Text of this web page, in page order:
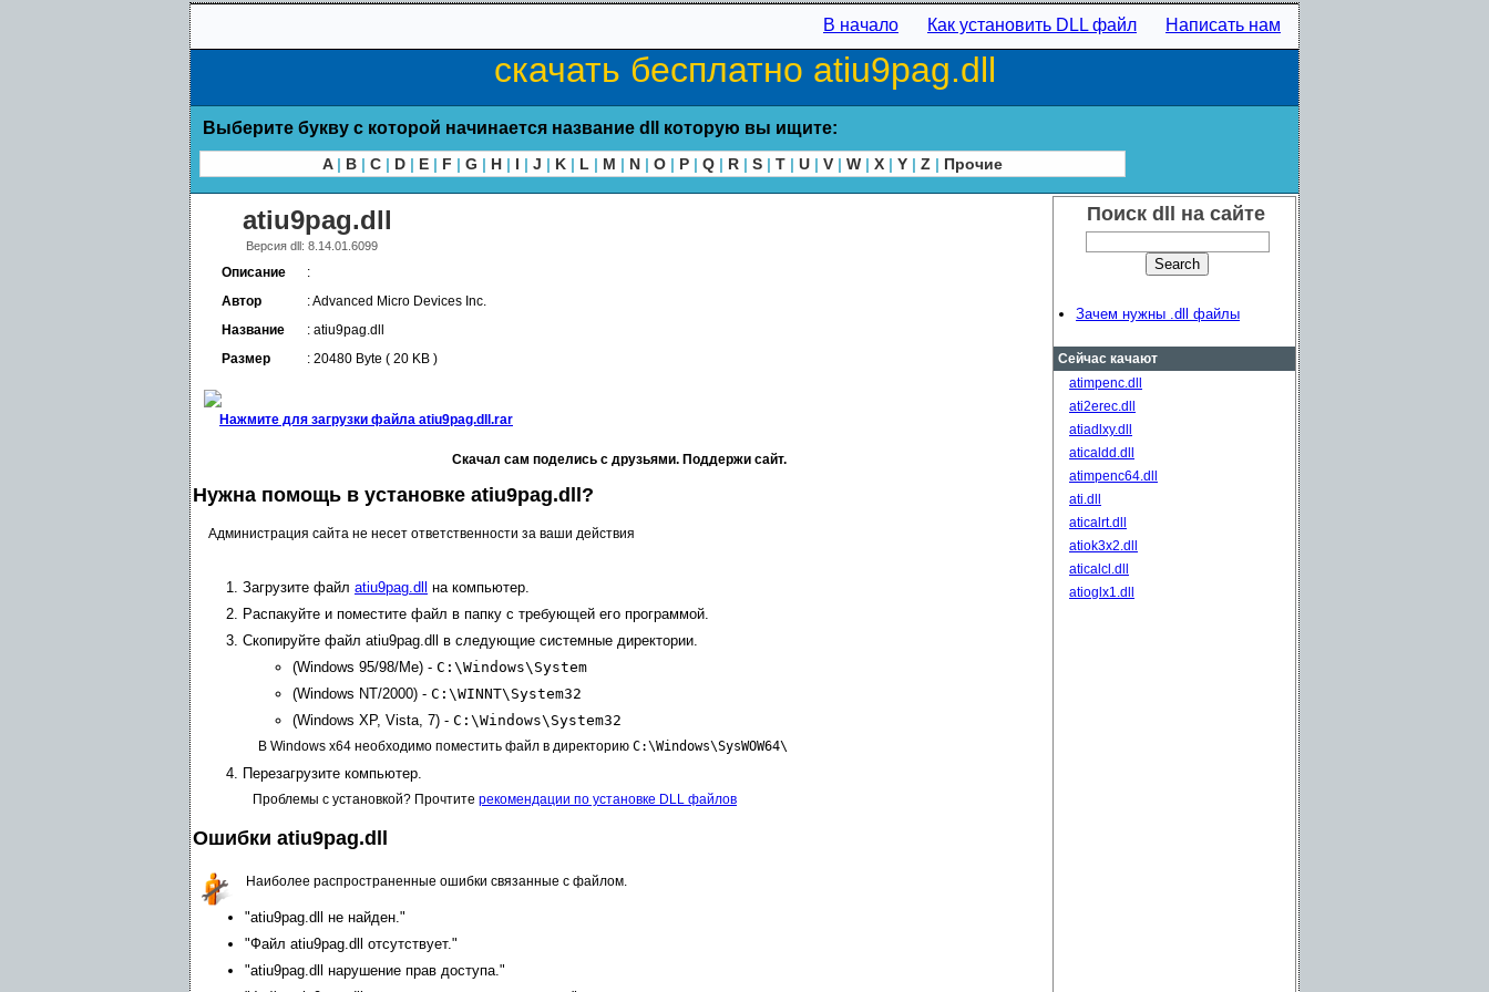
В начало Как установить DLL файл Написать нам
скачать бесплатно atiu9pag.dll
Выберите букву с которой начинается название dll которую вы ищите:
A | B | C | D | E | F | G | H | I | J | K | L | M | N | O | P | Q | R | S | T | U | V | W | X | Y | Z | Прочие
atiu9pag.dll
Версия dll: 8.14.01.6099
Описание
:
Автор
: Advanced Micro Devices Inc.
Название
: atiu9pag.dll
Размер
: 20480 Byte ( 20 KB )
Нажмите для загрузки файла atiu9pag.dll.rar
Скачал сам поделись с друзьями. Поддержи сайт.
Нужна помощь в установке atiu9pag.dll?
Администрация сайта не несет ответственности за ваши действия
Загрузите файл atiu9pag.dll
на компьютер.
Распакуйте и поместите файл в папку с требующей его программой.
Скопируйте файл atiu9pag.dll в следующие системные директории.
(Windows 95/98/Me) - C:\Windows\System
(Windows NT/2000) - C:\WINNT\System32
(Windows XP, Vista, 7) - C:\Windows\System32
В Windows x64 необходимо поместить файл в директорию C:\Windows\SysWOW64\
Перезагрузите компьютер.
Проблемы с установкой? Прочтите рекомендации по установке DLL файлов
Ошибки atiu9pag.dll
Наиболее распространенные ошибки связанные с файлом.
"atiu9pag.dll не найден."
"Файл atiu9pag.dll отсутствует."
"atiu9pag.dll нарушение прав доступа."
Поиск dll на сайте
Зачем нужны .dll файлы
Сейчас качают
atimpenc.dll
ati2erec.dll
atiadlxy.dll
aticaldd.dll
atimpenc64.dll
ati.dll
aticalrt.dll
atiok3x2.dll
aticalcl.dll
atioglx1.dll